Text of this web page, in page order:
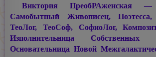
Виктория ПреобРАженская —
Самобытный Живописец, Поэтесса,
ТеоЛог, ТеоСоф, СофиоЛог,
Изполнительница Собственных
Основательница Новой